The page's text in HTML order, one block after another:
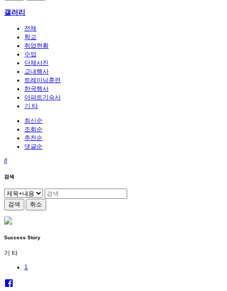
갤러리
전체
학교
취업현황
수업
단체사진
교내행사
트레이닝훈련
한국행사
아파트기숙사
기 타
최신순
조회순
추천순
댓글순
검색
검색 취소
Success Story
기 타
1